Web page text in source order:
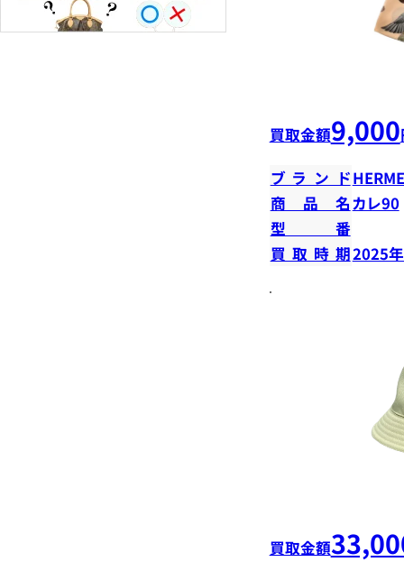
買取金額9,000
ブランド
商品名 カレ90
型番
買取時期2025
買取金額